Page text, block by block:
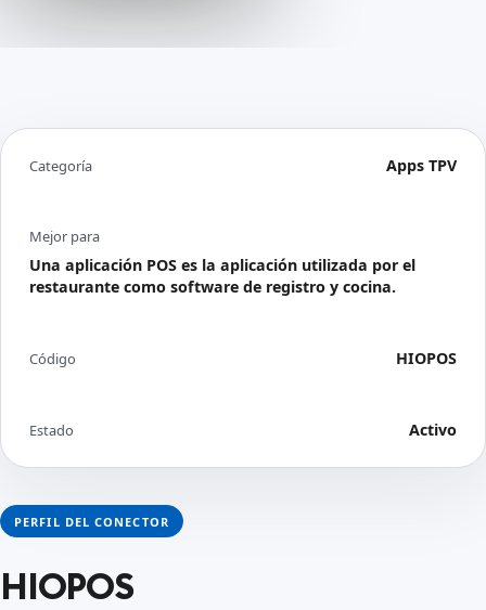
PERFIL DEL CONECTOR
HIOPOS
Categoría Apps TPV
Mejor para
Una aplicación POS es la aplicación utilizada por el
restaurante como software de registro y cocina.
Código HIOPOS
Estado Activo